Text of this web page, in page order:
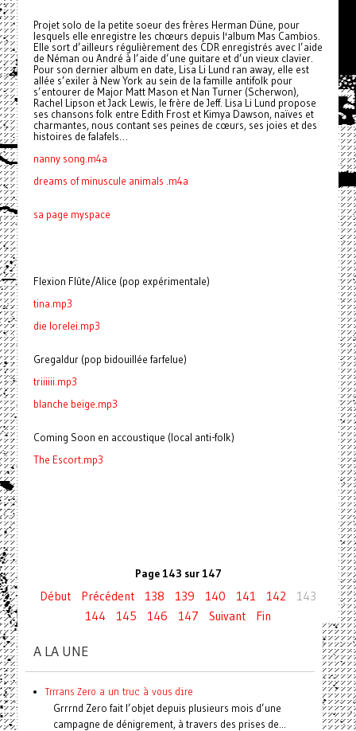
Projet solo de la petite soeur des frères Herman Düne, pour
lesquels elle enregistre les chœurs depuis l'album Mas Cambios.
Elle sort d’ailleurs régulièrement des CDR enregistrés avec l’aide
de Néman ou André à l’aide d’une guitare et d’un vieux clavier.
Pour son dernier album en date, Lisa Li Lund ran away, elle est
allée s’exiler à New York au sein de la famille antifolk pour
s’entourer de Major Matt Mason et Nan Turner (Scherwon),
Rachel Lipson et Jack Lewis, le frère de Jeff. Lisa Li Lund propose
ses chansons folk entre Edith Frost et Kimya Dawson, naïves et
charmantes, nous contant ses peines de cœurs, ses joies et des
histoires de falafels…
nanny song.m4a
dreams of minuscule animals .m4a
sa page myspace
Flexion Flûte/Alice (pop expérimentale)
tina.mp3
die lorelei.mp3
Gregaldur (pop bidouillée farfelue)
triiiiii.mp3
blanche beige.mp3
Coming Soon en accoustique (local anti-folk)
The Escort.mp3
Page 143 sur 147
Début Précédent 138 139 140 141 142
143
144
145 146 147 Suivant Fin
A LA UNE
Trrrans Zero a un truc à vous dire
Grrrnd Zero fait l’objet depuis plusieurs mois d’une
campagne de dénigrement, à travers des prises de...